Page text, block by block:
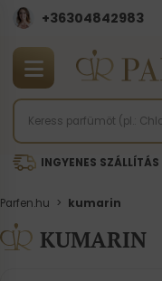
+36304842983
INGYENES SZÁLLÍTÁS
Parfen.hu > kumarin
KUMARIN